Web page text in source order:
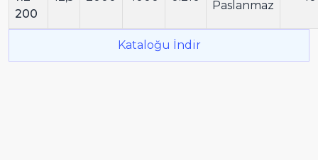
200
Paslanmaz
Kataloğu İndir